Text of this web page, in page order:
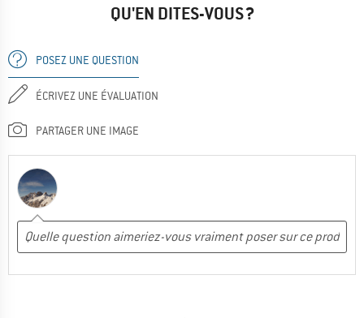
QU'EN DITES-VOUS ?
POSEZ UNE QUESTION
ÉCRIVEZ UNE ÉVALUATION
PARTAGER UNE IMAGE